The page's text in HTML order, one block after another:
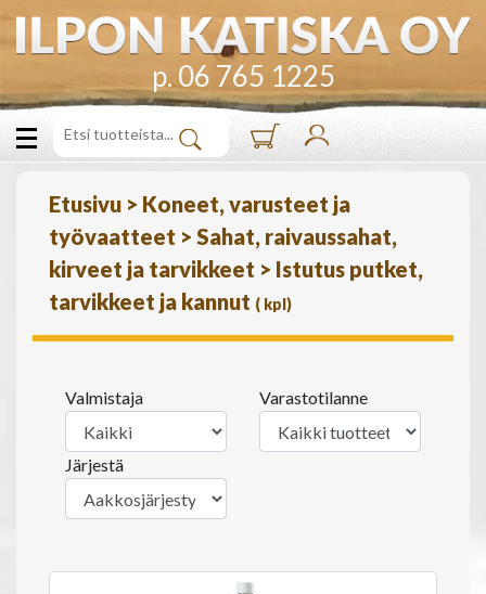
p. 06 765 1225
Etusivu > Koneet, varusteet ja
työvaatteet > Sahat, raivaussahat,
kirveet ja tarvikkeet > Istutus putket,
tarvikkeet ja kannut ( kpl)
Valmistaja Varastotilanne
Järjestä